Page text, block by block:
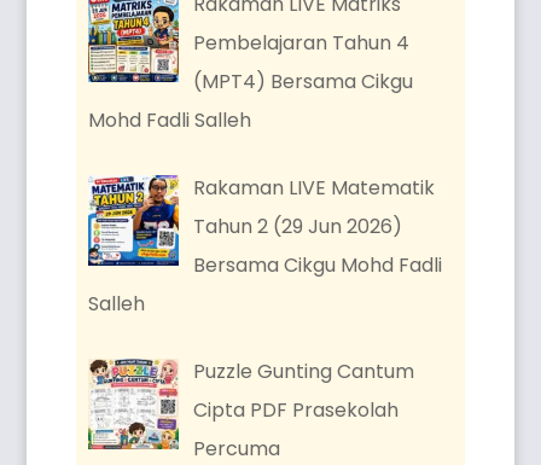
Pembelajaran Tahun 4
(MPT4) Bersama Cikgu
Mohd Fadli Salleh
Rakaman LIVE Matematik
Tahun 2 (29 Jun 2026)
Bersama Cikgu Mohd Fadli
Salleh
Puzzle Gunting Cantum
Cipta PDF Prasekolah
Percuma